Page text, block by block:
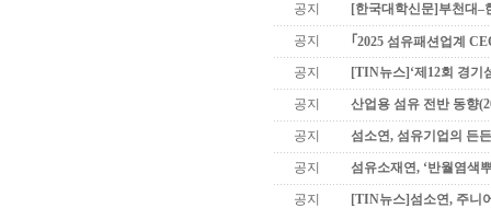
공지 [한국대학신문]부천대–
공지
｢2025 섬유패션업계
공지
[TIN뉴스]‘제12회 경기
공지 산업용 섬유 전반 동향
공지 섬소연, 섬유기업의 든
공지 섬유소재연, ‘반월염색
공지 [TIN뉴스]섬소연, 주니